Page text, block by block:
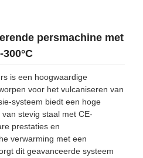
persmachine met
is een hoogwaardige
voor het vulcaniseren van
systeem biedt een hoge
stevig staal met CE-
prestaties en
verwarming met een
dit geavanceerde systeem